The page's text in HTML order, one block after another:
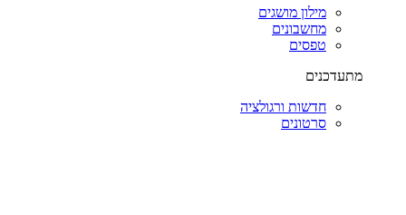
מילון מושגים
מחשבונים
טפסים
מתעדכנים
חדשות ורגולציה
סרטונים